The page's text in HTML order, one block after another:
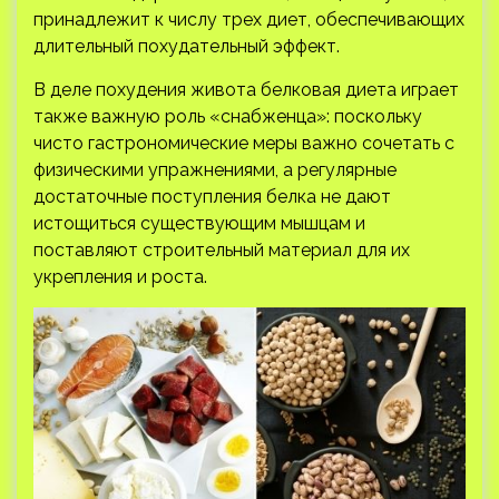
принадлежит к числу трех диет, обеспечивающих
длительный похудательный эффект.
В деле похудения живота белковая диета играет
также важную роль «снабженца»: поскольку
чисто гастрономические меры важно сочетать с
физическими упражнениями, а регулярные
достаточные поступления белка не дают
истощиться существующим мышцам и
поставляют строительный материал для их
укрепления и роста.